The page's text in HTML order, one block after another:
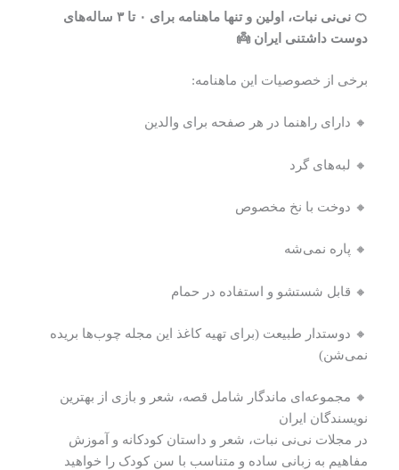
🍊 نی‌نی نبات، اولین و تنها ماهنامه برای ۰ تا ۳ ساله‌های
دوست داشتنی ایران 👼
برخی از خصوصیات این ماهنامه:
🔸 دارای راهنما در هر صفحه برای والدین
🔸 لبه‌های گرد
🔸 دوخت با نخ مخصوص
🔸 پاره نمی‌شه
🔸 قابل شستشو و استفاده در حمام
🔸 دوستدار طبیعت (برای تهیه کاغذ این مجله چوب‌ها بریده
نمی‌شن)
🔸 مجموعه‌ای ماندگار شامل قصه، شعر و بازی از بهترین
نویسندگان ایران
در مجلات نی‌نی نبات، شعر و داستان کودکانه و آموزش
مفاهیم به زبانی ساده و متناسب با سن کودک را خواهید